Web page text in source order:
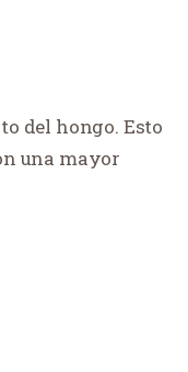
del hongo. Esto
una mayor